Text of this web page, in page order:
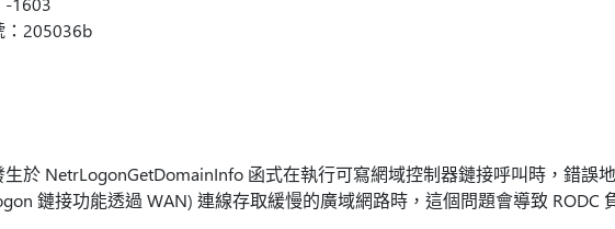
：205036b
生於 NetrLogonGetDomainInfo 函式在執行可寫網域控制器鏈接呼叫時，錯誤
鏈接功能透過 WAN) 連線存取緩慢的廣域網路時，這個問題會導致 RODC